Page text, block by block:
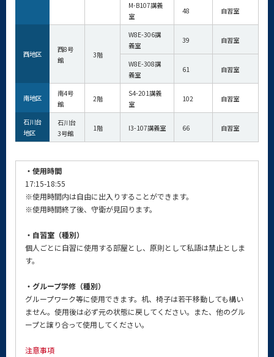
M-B107講義
室
48 自習室
西地区
西8号
館
3階
W8E-306講
義室
39 自習室
W8E-308講
義室
61 自習室
南地区
南4号
館
2階
S4-201講義
室
102 自習室
石川台
地区
石川台
3号館
1階 I3-107講義室 66 自習室
・使用時間
17:15-18:55
※使用時間内は自由に出入りすることができます。
※使用時間終了後、守衛が見回ります。
・自習室（種別）
個人ごとに自習に使用する部屋とし、原則として私語は禁止としま
す。
・グループ学修（種別）
グループワーク等に使用できます。机、椅子は若干移動しても構い
ません。使用後は必ず元の状態に戻してください。また、他のグル
ープと譲り合って使用してください。
注意事項